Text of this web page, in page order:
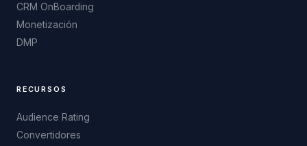
CRM OnBoarding
Monetización
DMP
RECURSOS
Audience Rating
Convertidores